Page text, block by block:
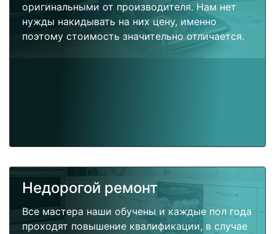
оригинальными от производителя. Нам нет
нужды накидывать на них цену, именно
поэтому стоимость значительно отличается.
Недорогой ремонт
Все мастера наши обучены и каждые пол года
проходят повышение квалификации, в случае